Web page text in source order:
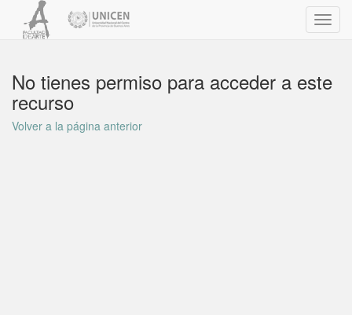
No tienes permiso para acceder a este
recurso
Volver a la página anterior